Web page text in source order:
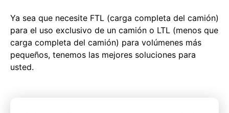
Ya sea que necesite FTL (carga completa del camión)
para el uso exclusivo de un camión o LTL (menos que
carga completa del camión) para volúmenes más
pequeños, tenemos las mejores soluciones para
usted.